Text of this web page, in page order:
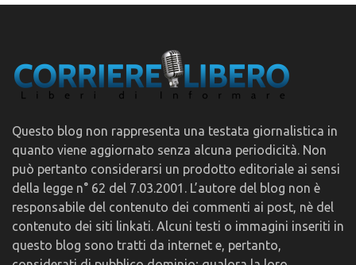
Questo blog non rappresenta una testata giornalistica in
quanto viene aggiornato senza alcuna periodicità. Non
può pertanto considerarsi un prodotto editoriale ai sensi
della legge n° 62 del 7.03.2001. L’autore del blog non è
responsabile del contenuto dei commenti ai post, nè del
contenuto dei siti linkati. Alcuni testi o immagini inseriti in
questo blog sono tratti da internet e, pertanto,